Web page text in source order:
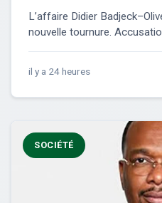
L’affaire Didier
nouvelle tournure.
il y a 24 heures
SOCIÉTÉ